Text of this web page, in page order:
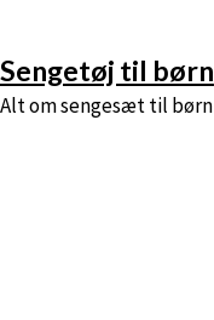
to
content
Sengetøj til børn
Alt om sengesæt til børn